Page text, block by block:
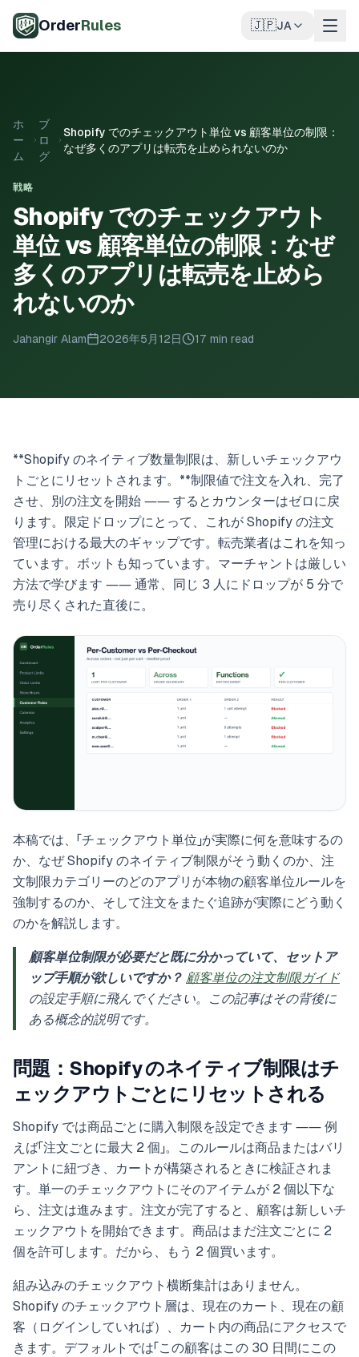
OrderRules 🇯🇵JA
ホ
ー
ム
ブ
ロ
グ
Shopify でのチェックアウト単位 vs 顧客単位の制限：
なぜ多くのアプリは転売を止められないのか
戦略
Shopify でのチェックアウト
単位 vs 顧客単位の制限：なぜ
多くのアプリは転売を止めら
れないのか
Jahangir Alam 2026年5月12日 17 min read
**Shopify のネイティブ数量制限は、新しいチェックアウ
トごとにリセットされます。**制限値で注文を入れ、完了
させ、別の注文を開始 ―― するとカウンターはゼロに戻
ります。限定ドロップにとって、これが Shopify の注文
管理における最大のギャップです。転売業者はこれを知っ
ています。ボットも知っています。マーチャントは厳しい
方法で学びます ―― 通常、同じ 3 人にドロップが 5 分で
売り尽くされた直後に。
本稿では、「チェックアウト単位」が実際に何を意味するの
か、なぜ Shopify のネイティブ制限がそう動くのか、注
文制限カテゴリーのどのアプリが本物の顧客単位ルールを
強制するのか、そして注文をまたぐ追跡が実際にどう動く
のかを解説します。
顧客単位制限が必要だと既に分かっていて、セットア
ップ手順が欲しいですか？ 顧客単位の注文制限ガイド
の設定手順に飛んでください。この記事はその背後に
ある概念的説明です。
問題：Shopify のネイティブ制限はチ
ェックアウトごとにリセットされる
Shopify では商品ごとに購入制限を設定できます ―― 例
えば「注文ごとに最大 2 個」。このルールは商品またはバリ
アントに紐づき、カートが構築されるときに検証されま
す。単一のチェックアウトにそのアイテムが 2 個以下な
ら、注文は進みます。注文が完了すると、顧客は新しいチ
ェックアウトを開始できます。商品はまだ注文ごとに 2
個を許可します。だから、もう 2 個買います。
組み込みのチェックアウト横断集計はありません。
Shopify のチェックアウト層は、現在のカート、現在の顧
客（ログインしていれば）、カート内の商品にアクセスで
きます。デフォルトでは「この顧客はこの 30 日間にこの